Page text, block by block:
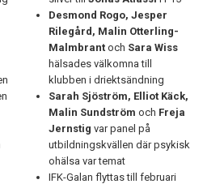
Desmond Rogo, Jesper
Rilegård, Malin Otterling-
Malmbrant och Sara Wiss
hälsades välkomna till
klubben i driektsändning
Sarah Sjöström, Elliot Käck,
Malin Sundström och Freja
Jernstig var panel på
utbildningskvällen där psykisk
ohälsa var temat
IFK-Galan flyttas till februari